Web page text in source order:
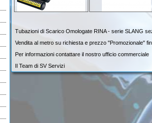
Tubazioni di Scarico Omologate RINA - serie SLANG
Vendita al metro su richiesta e prezzo "Promozionale"
Per informazioni contattare il nostro ufficio commerciale
Il Team di SV Servizi